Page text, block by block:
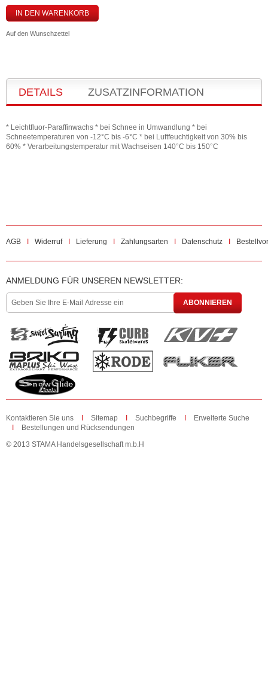
IN DEN WARENKORB
Auf den Wunschzettel
DETAILS ZUSATZINFORMATION
* Leichtfluor-Paraffinwachs * bei Schnee in Umwandlung * bei
Schneetemperaturen von -12°C bis -6°C * bei Luftfeuchtigkeit von 30% bis
60% * Verarbeitungstemperatur mit Wachseisen 140°C bis 150°C
AGB Widerruf Lieferung Zahlungsarten Datenschutz
ANMELDUNG FÜR UNSEREN NEWSLETTER:
ABONNIEREN
Kontaktieren Sie uns Sitemap Suchbegriffe
Erweiterte Suche
Bestellungen und Rücksendungen
© 2013 STAMA Handelsgesellschaft m.b.H